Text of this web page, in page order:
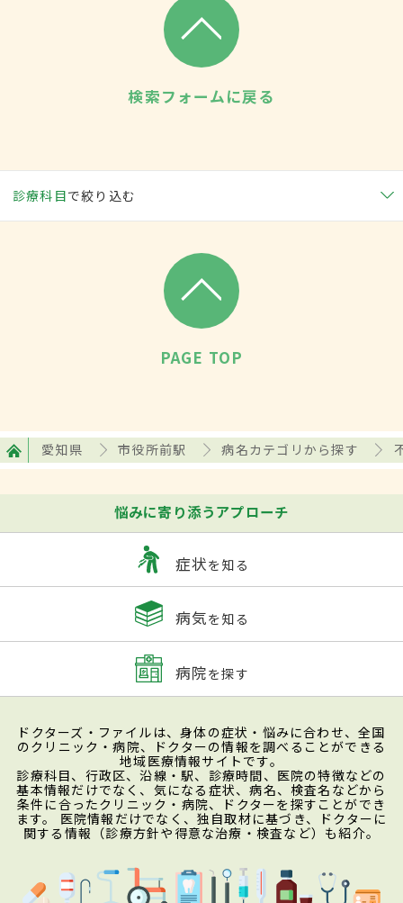
検索フォームに戻る
診療科目で絞り込む
PAGE TOP
愛知県 市役所前駅 病名カテゴリから探す
悩みに寄り添うアプローチ
症状を知る
病気を知る
病院を探す
ドクターズ・ファイルは、身体の症状・悩みに合わせ、全国
のクリニック・病院、ドクターの情報を調べることができる
地域医療情報サイトです。
診療科目、行政区、沿線・駅、診療時間、医院の特徴などの
基本情報だけでなく、気になる症状、病名、検査名などから
条件に合ったクリニック・病院、ドクターを探すことができ
ます。 医院情報だけでなく、独自取材に基づき、ドクターに
関する情報（診療方針や得意な治療・検査など）も紹介。